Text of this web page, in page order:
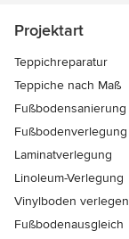
Projektart
Teppichreparatur
Teppiche nach Maß
Fußbodensanierung
Fußbodenverlegung
Laminatverlegung
Linoleum-Verlegung
Vinylboden verlegen
Fußbodenausgleich